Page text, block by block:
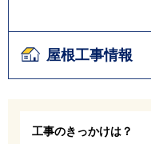
屋根工事情報
工事のきっかけは？